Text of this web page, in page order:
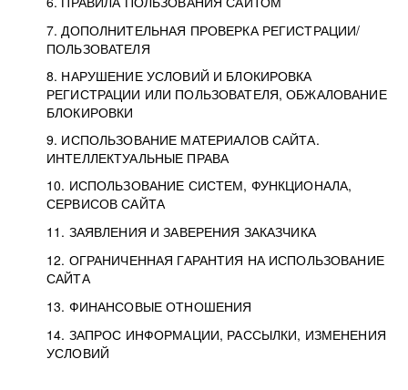
7. ДОПОЛНИТЕЛЬНАЯ ПРОВЕРКА РЕГИСТРАЦИИ/
ПОЛЬЗОВАТЕЛЯ
8. НАРУШЕНИЕ УСЛОВИЙ И БЛОКИРОВКА
РЕГИСТРАЦИИ ИЛИ ПОЛЬЗОВАТЕЛЯ, ОБЖАЛОВАНИЕ
БЛОКИРОВКИ
9. ИСПОЛЬЗОВАНИЕ МАТЕРИАЛОВ САЙТА.
ИНТЕЛЛЕКТУАЛЬНЫЕ ПРАВА
10. ИСПОЛЬЗОВАНИЕ СИСТЕМ, ФУНКЦИОНАЛА,
СЕРВИСОВ САЙТА
11. ЗАЯВЛЕНИЯ И ЗАВЕРЕНИЯ ЗАКАЗЧИКА
12. ОГРАНИЧЕННАЯ ГАРАНТИЯ НА ИСПОЛЬЗОВАНИЕ
САЙТА
13. ФИНАНСОВЫЕ ОТНОШЕНИЯ
14. ЗАПРОС ИНФОРМАЦИИ, РАССЫЛКИ, ИЗМЕНЕНИЯ
УСЛОВИЙ